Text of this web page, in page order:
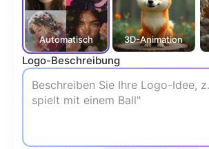
Automatisch 3D-Animation
Logo-Beschreibung